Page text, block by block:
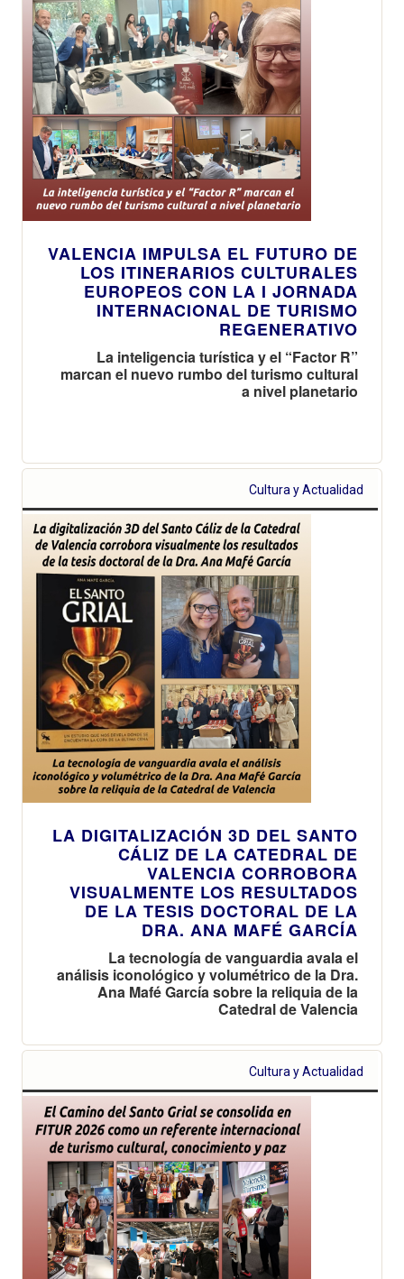
VALENCIA IMPULSA EL FUTURO DE
LOS ITINERARIOS CULTURALES
EUROPEOS CON LA I JORNADA
INTERNACIONAL DE TURISMO
REGENERATIVO
La inteligencia turística y el “Factor R”
marcan el nuevo rumbo del turismo cultural
a nivel planetario
Cultura y Actualidad
LA DIGITALIZACIÓN 3D DEL SANTO
CÁLIZ DE LA CATEDRAL DE
VALENCIA CORROBORA
VISUALMENTE LOS RESULTADOS
DE LA TESIS DOCTORAL DE LA
DRA. ANA MAFÉ GARCÍA
La tecnología de vanguardia avala el
análisis iconológico y volumétrico de la Dra.
Ana Mafé García sobre la reliquia de la
Catedral de Valencia
Cultura y Actualidad